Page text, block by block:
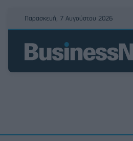
Παρασκευή, 7 Αυγούστου 2026